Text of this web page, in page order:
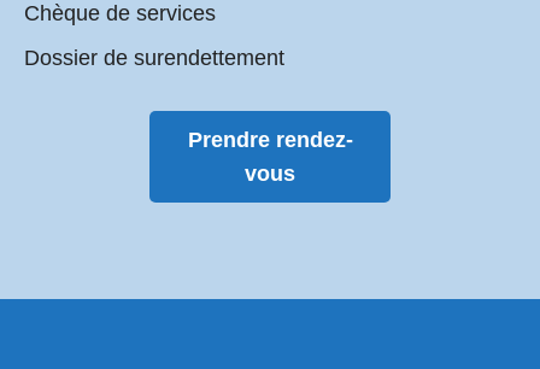
Chèque de services
Dossier de surendettement
Prendre rendez-
vous